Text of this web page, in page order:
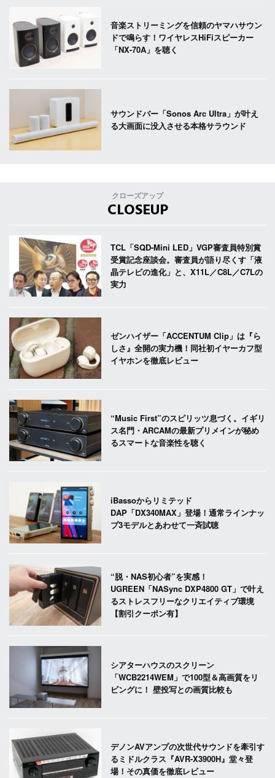
音楽ストリーミングを信頼のヤマハサウン
ドで鳴らす！ワイヤレスHiFiスピーカー
「NX-70A」を聴く
サウンドバー「Sonos Arc Ultra」が叶え
る大画面に没入させる本格サラウンド
クローズアップ
CLOSEUP
TCL「SQD-Mini LED」VGP審査員特別賞
受賞記念座談会。審査員が語り尽くす「液
晶テレビの進化」と、X11L／C8L／C7Lの
実力
ゼンハイザー「ACCENTUM Clip」は『ら
しさ』全開の実力機！同社初イヤーカフ型
イヤホンを徹底レビュー
“Music First”のスピリッツ息づく。イギリ
ス名門・ARCAMの最新プリメインが秘め
るスマートな音楽性を聴く
iBassoからリミテッド
DAP「DX340MAX」登場！通常ラインナッ
プ3モデルとあわせて一斉試聴
“脱・NAS初心者”を実感！
UGREEN「NASync DXP4800 GT」で叶え
るストレスフリーなクリエイティブ環境
【割引クーポン有】
シアターハウスのスクリーン
「WCB2214WEM」で100型＆高画質をリ
ビングに！ 壁投写との画質比較も
デノンAVアンプの次世代サウンドを牽引す
るミドルクラス『AVR-X3900H』堂々登
場！その真価を徹底レビュー